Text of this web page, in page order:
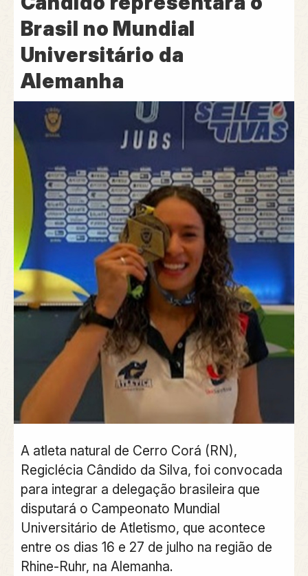
Brasil no Mundial
Universitário da
Alemanha
A atleta natural de Cerro Corá (RN),
Regiclécia Cândido da Silva, foi convocada
para integrar a delegação brasileira que
disputará o Campeonato Mundial
Universitário de Atletismo, que acontece
entre os dias 16 e 27 de julho na região de
Rhine-Ruhr, na Alemanha.